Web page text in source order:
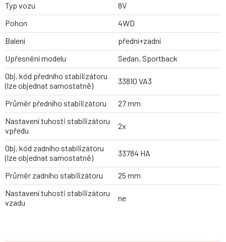
Typ vozu
8V
Pohon
4WD
Balení
přední+zadní
Upřesnění modelu
Sedan, Sportback
Obj. kód předního stabilizátoru
(lze objednat samostatně)
33810 VA3
Průměr předního stabilizátoru
27 mm
Nastavení tuhosti stabilizátoru
vpředu
2x
Obj. kód zadního stabilizátoru
(lze objednat samostatně)
33784 HA
Průměr zadního stabilizátoru
25 mm
Nastavení tuhosti stabilizátoru
vzadu
ne